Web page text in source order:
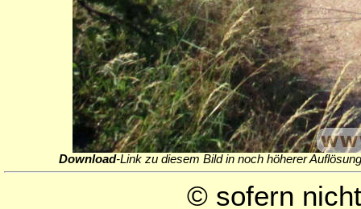
Download-Link zu diesem Bild in noch höherer
© sofern